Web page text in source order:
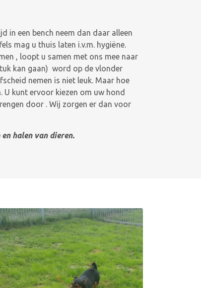
in een bench neem dan daar alleen
mag u thuis laten i.v.m. hygiëne.
, loopt u samen met ons mee naar
kan gaan) word op de vlonder
nemen is niet leuk. Maar hoe
kunt ervoor kiezen om uw hond
door . Wij zorgen er dan voor
halen van dieren.